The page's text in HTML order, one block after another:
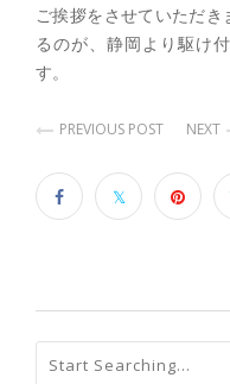
ご挨拶をさせていただ
るのが、静岡より駆け
す。
PREVIOUS POST NEXT